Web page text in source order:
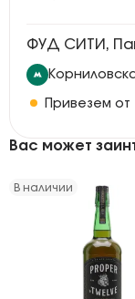
ФУД СИТИ,
Привезем от
Вас может
В наличии